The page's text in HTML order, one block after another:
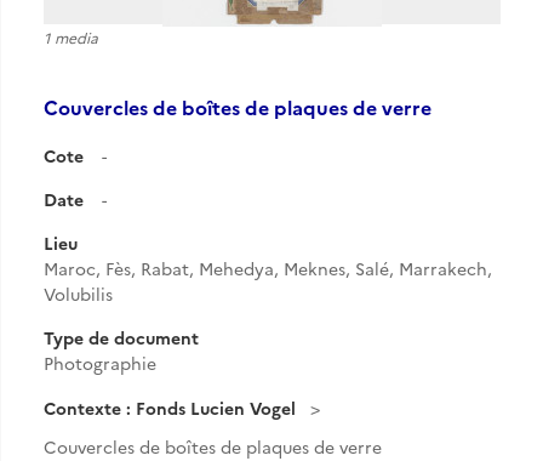
1 media
Couvercles de boîtes de plaques de verre
Cote
-
Date
-
Lieu
Maroc, Fès, Rabat, Mehedya, Meknes, Salé, Marrakech,
Volubilis
Type de document
Photographie
Contexte : Fonds Lucien Vogel
Couvercles de boîtes de plaques de verre